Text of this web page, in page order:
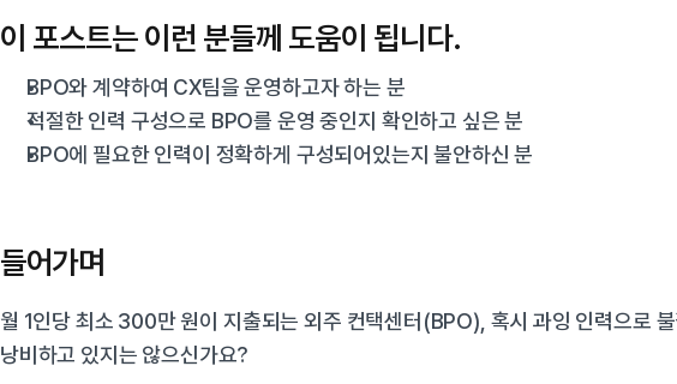
이 포스트는 이런 분들께 도움이 됩니다.
BPO와 계약하여 CX팀을 운영하고자 하는 분
적절한 인력 구성으로 BPO를 운영 중인지 확인하고 싶은 분
BPO에 필요한 인력이 정확하게 구성되어있는지 불안하신 분
들어가며
월 1인당 최소 300만 원이 지출되는 외주 컨택센터(BPO), 혹시 과잉 인력으로
낭비하고 있지는 않으신가요?